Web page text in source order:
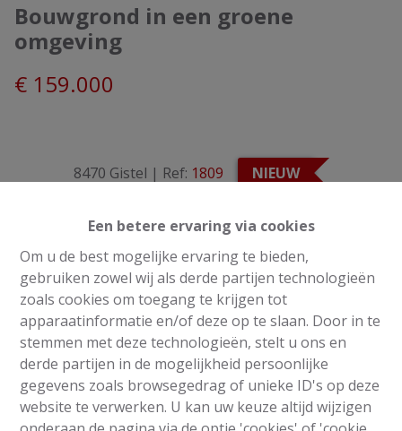
Een betere ervaring via cookies
Om u de best mogelijke ervaring te bieden,
gebruiken zowel wij als derde partijen technologieën
zoals cookies om toegang te krijgen tot
apparaatinformatie en/of deze op te slaan. Door in te
stemmen met deze technologieën, stelt u ons en
derde partijen in de mogelijkheid persoonlijke
gegevens zoals browsegedrag of unieke ID's op deze
website te verwerken. U kan uw keuze altijd wijzigen
Bouwgrond in een groene
omgeving
€ 159.000
8470 Gistel | Ref: 1809 NIEUW
Vorige Lijst Volgende
Info aanvragen
480 m²
Een mooi perceel bouwgrond van 480 m2 (LOT 1 op